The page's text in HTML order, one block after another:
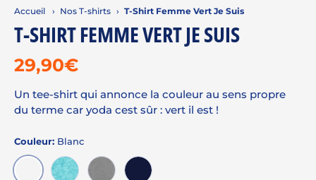
Accueil › Nos T-shirts › T-Shirt Femme Vert Je Suis
T-SHIRT FEMME VERT JE SUIS
29,90€
Un tee-shirt qui annonce la couleur au sens propre
du terme car yoda cest sûr : vert il est !
Couleur: Blanc